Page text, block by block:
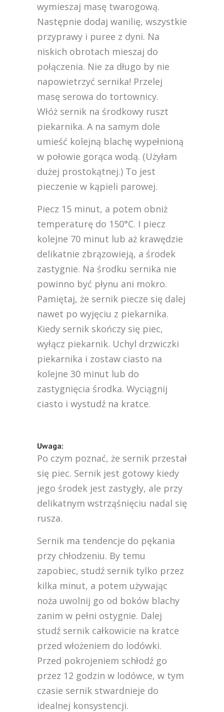
wymieszaj masę twarogową.
Następnie dodaj wanilię, wszystkie
przyprawy i puree z dyni. Na
niskich obrotach mieszaj do
połączenia. Nie za długo by nie
napowietrzyć sernika! Przelej
masę serowa do tortownicy.
Włóż sernik na środkowy ruszt
piekarnika. A na samym dole
umieść kolejną blachę wypełnioną
w połowie gorąca wodą. (Użyłam
dużej prostokątnej.) To jest
pieczenie w kąpieli parowej.
Piecz 15 minut, a potem obniż
temperaturę do 150°C. I piecz
kolejne 70 minut lub aż krawędzie
delikatnie zbrązowieją, a środek
zastygnie. Na środku sernika nie
powinno być płynu ani mokro.
Pamiętaj, że sernik piecze się dalej
nawet po wyjęciu z piekarnika.
Kiedy sernik skończy się piec,
wyłącz piekarnik. Uchyl drzwiczki
piekarnika i zostaw ciasto na
kolejne 30 minut lub do
zastygnięcia środka. Wyciągnij
ciasto i wystudź na kratce.
Uwaga:
Po czym poznać, że sernik przestał
się piec. Sernik jest gotowy kiedy
jego środek jest zastygły, ale przy
delikatnym wstrząśnięciu nadal się
rusza.
Sernik ma tendencje do pękania
przy chłodzeniu. By temu
zapobiec, studź sernik tylko przez
kilka minut, a potem używając
noża uwolnij go od boków blachy
zanim w pełni ostygnie. Dalej
studź sernik całkowicie na kratce
przed włożeniem do lodówki.
Przed pokrojeniem schłodź go
przez 12 godzin w lodówce, w tym
czasie sernik stwardnieje do
idealnej konsystencji.